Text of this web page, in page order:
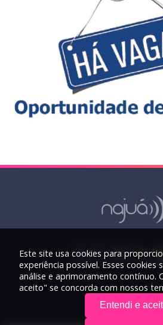
Este site usa cookies para
experiência possível. Esses cookies
análise e aprimoramento contínuo.
aceito" se concorda com nossos
Entendi e